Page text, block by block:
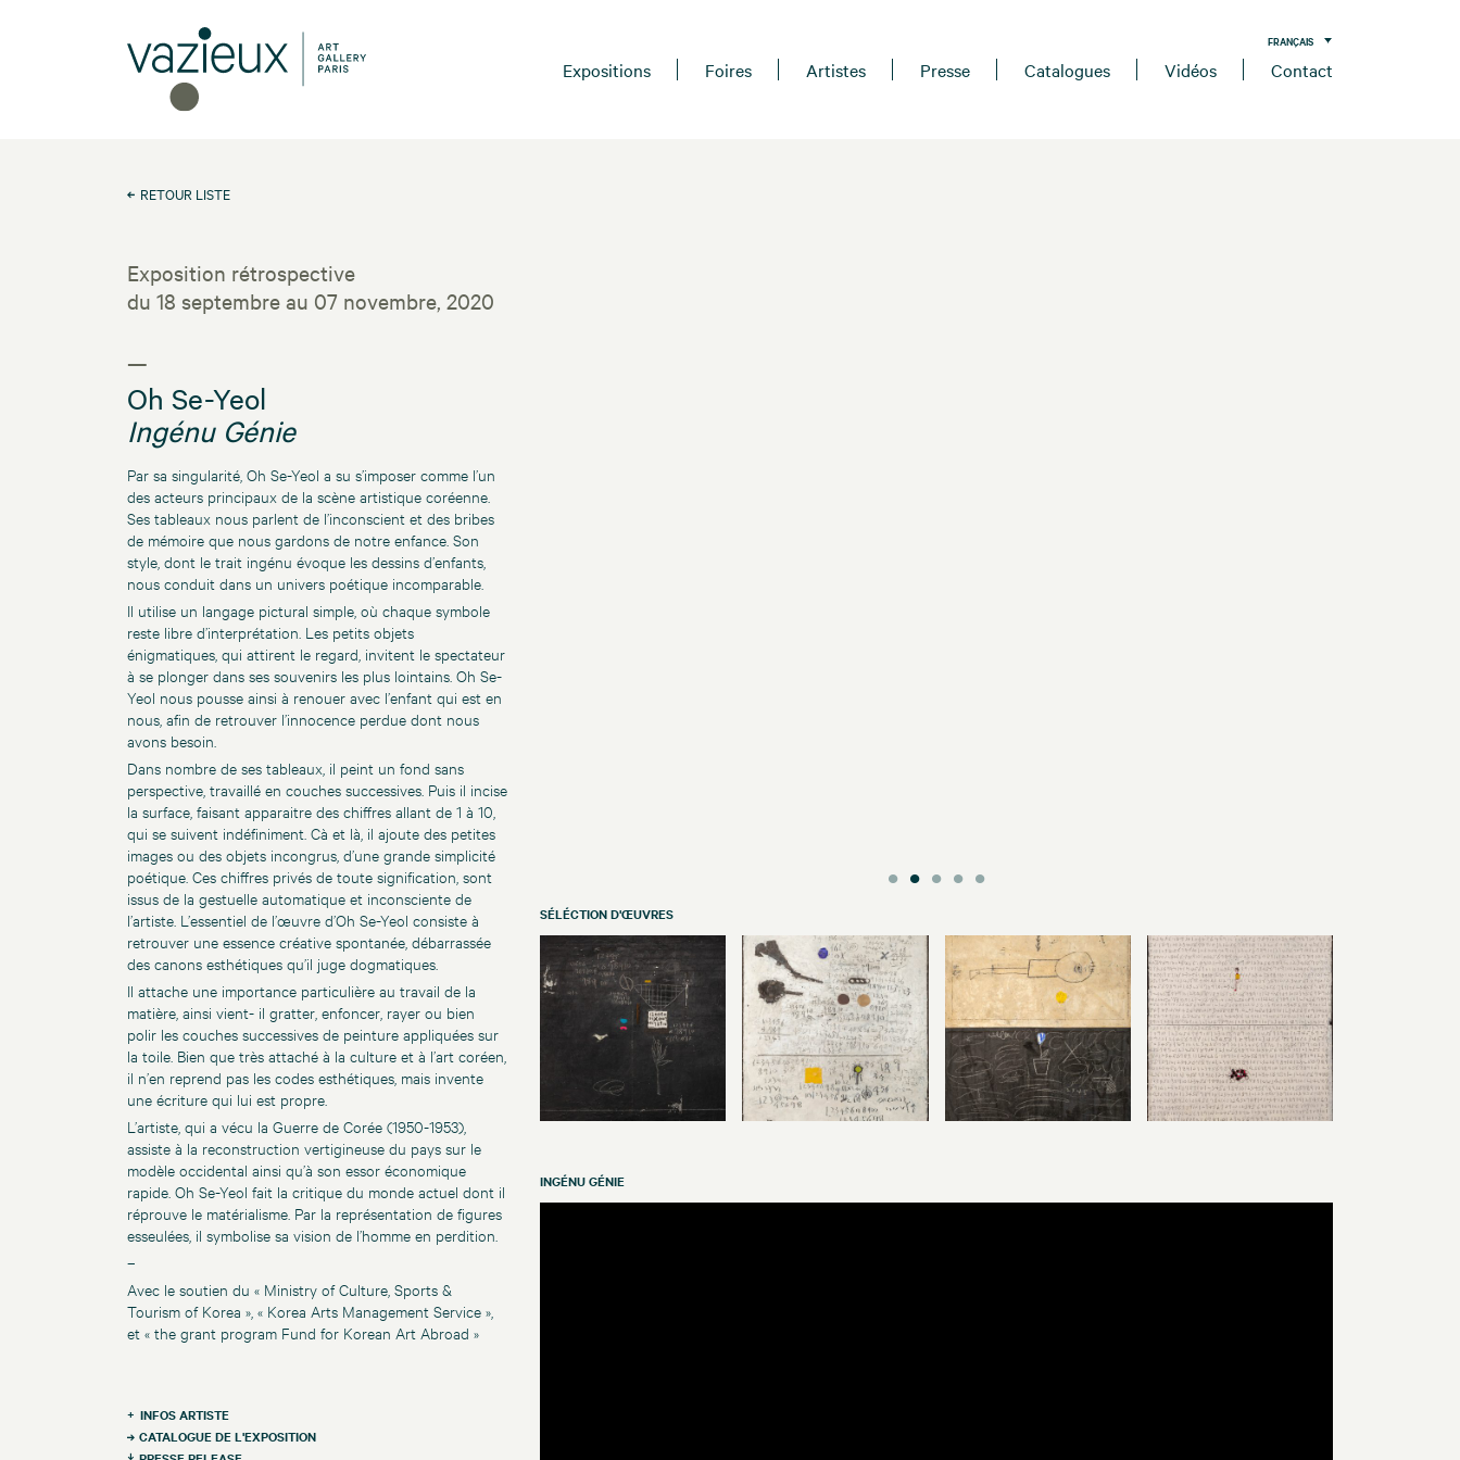
FRANÇAIS
Expositions Foires Artistes Presse Catalogues Vidéos Contact
RETOUR LISTE
Exposition rétrospective
du 18 septembre au 07 novembre, 2020
—
Oh Se-Yeol
Ingénu Génie
Par sa singularité, Oh Se-Yeol a su s’imposer comme l’un
des acteurs principaux de la scène artistique coréenne.
Ses tableaux nous parlent de l’inconscient et des bribes
de mémoire que nous gardons de notre enfance. Son
style, dont le trait ingénu évoque les dessins d’enfants,
nous conduit dans un univers poétique incomparable.
Il utilise un langage pictural simple, où chaque symbole
reste libre d’interprétation. Les petits objets
énigmatiques, qui attirent le regard, invitent le spectateur
à se plonger dans ses souvenirs les plus lointains. Oh Se-
Yeol nous pousse ainsi à renouer avec l’enfant qui est en
nous, afin de retrouver l’innocence perdue dont nous
avons besoin.
Dans nombre de ses tableaux, il peint un fond sans
perspective, travaillé en couches successives. Puis il incise
la surface, faisant apparaitre des chiffres allant de 1 à 10,
qui se suivent indéfiniment. Cà et là, il ajoute des petites
images ou des objets incongrus, d’une grande simplicité
poétique. Ces chiffres privés de toute signification, sont
issus de la gestuelle automatique et inconsciente de
l’artiste. L’essentiel de l’œuvre d’Oh Se-Yeol consiste à
retrouver une essence créative spontanée, débarrassée
des canons esthétiques qu’il juge dogmatiques.
Il attache une importance particulière au travail de la
matière, ainsi vient- il gratter, enfoncer, rayer ou bien
polir les couches successives de peinture appliquées sur
la toile. Bien que très attaché à la culture et à l’art coréen,
il n’en reprend pas les codes esthétiques, mais invente
une écriture qui lui est propre.
L’artiste, qui a vécu la Guerre de Corée (1950-1953),
assiste à la reconstruction vertigineuse du pays sur le
modèle occidental ainsi qu’à son essor économique
rapide. Oh Se-Yeol fait la critique du monde actuel dont il
réprouve le matérialisme. Par la représentation de figures
esseulées, il symbolise sa vision de l’homme en perdition.
–
Avec le soutien du « Ministry of Culture, Sports &
Tourism of Korea », « Korea Arts Management Service »,
et « the grant program Fund for Korean Art Abroad »
INFOS ARTISTE
CATALOGUE DE L'EXPOSITION
SÉLÉCTION D'ŒUVRES
INGÉNU GÉNIE